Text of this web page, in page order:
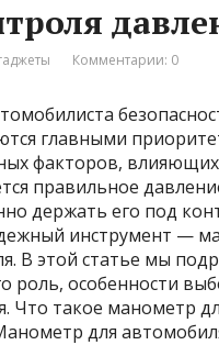
Комментарии: 0
главными
факторов, влияющих
правильное
держать его под
инструмент —
В этой статье мы
роль, особенности
Что такое манометр
для